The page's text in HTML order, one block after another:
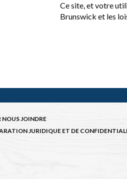
Ce site, et votre
Brunswick et les
NOUS JOINDRE
JURIDIQUE ET DE